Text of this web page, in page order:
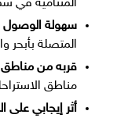
المتنامية في
سهولة الوصول
المتصلة بأبحر
قربه من مناطق
مناطق
أثر إيجابي على